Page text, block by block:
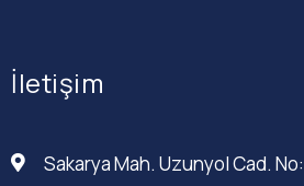
İletişim
Sakarya Mah. Uzunyol Cad.